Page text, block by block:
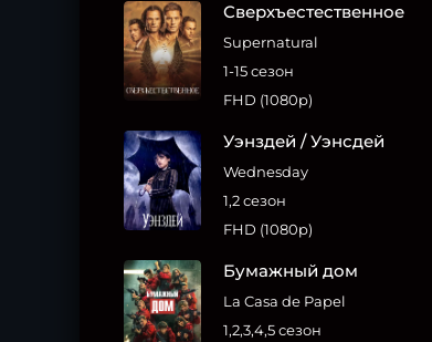
Сверхъестественное
Supernatural
1-15 сезон
FHD (1080p)
Уэнздей / Уэнсдей
Wednesday
1,2 сезон
FHD (1080p)
Бумажный дом
La Casa de Papel
1,2,3,4,5 сезон